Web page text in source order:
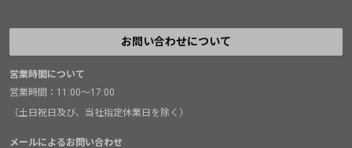
お問い合わせについて
営業時間について
営業時間：11:00～17:00
（土日祝日及び、当社指定休業日を除く）
メールによるお問い合わせ